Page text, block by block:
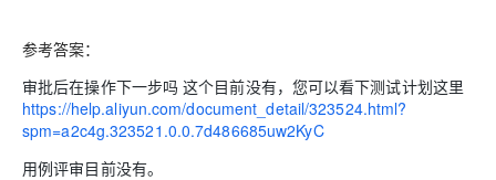
参考答案：
审批后在操作下一步吗 这个目前没有，您可以看下测试计划这里
https://help.aliyun.com/document_detail/323524.html?
spm=a2c4g.323521.0.0.7d486685uw2KyC
用例评审目前没有。